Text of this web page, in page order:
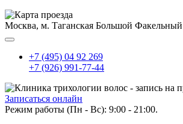
Москва, м. Таганская Большой Факельный
+7 (495) 04 92 269
+7 (926) 991-77-44
Записаться онлайн
Режим работы (Пн - Вс): 9:00 - 21:00.